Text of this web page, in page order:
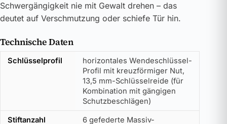
Schwergängigkeit nie mit Gewalt drehen – das
deutet auf Verschmutzung oder schiefe Tür hin.
Technische Daten
Schlüsselprofil
horizontales Wendeschlüssel-
Profil mit kreuzförmiger Nut,
13,5 mm-Schlüsselreide (für
Kombination mit gängigen
Schutzbeschlägen)
Stiftanzahl 6 gefederte Massiv-